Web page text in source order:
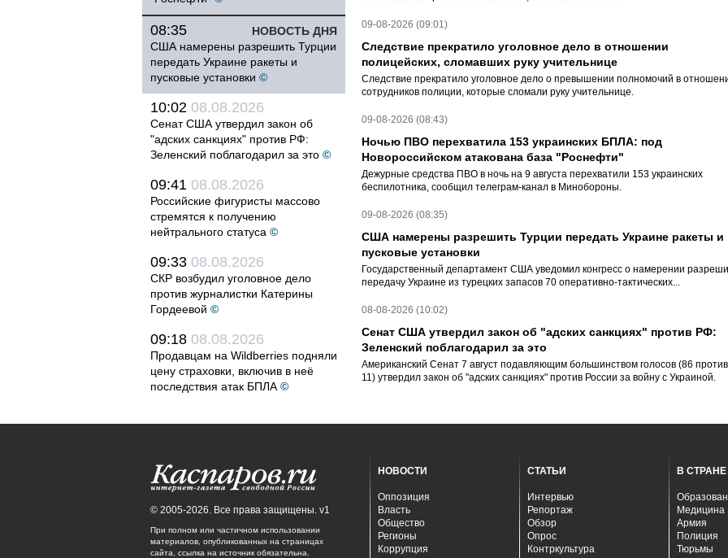
НОВОСТЬ ДНЯ
08:35
США намерены разрешить Турции
передать Украине ракеты и
пусковые установки ©
10:02 08.08.2026
Сенат США утвердил закон об
"адских санкциях" против РФ:
Зеленский поблагодарил за это ©
09:41 08.08.2026
Российские фигуристы массово
стремятся к получению
нейтрального статуса ©
09:33 08.08.2026
СКР возбудил уголовное дело
против журналистки Катерины
Гордеевой ©
09:18 08.08.2026
Продавцам на Wildberries подняли
цену страховки, включив в неё
последствия атак БПЛА ©
09-08-2026 (09:01)
Следствие прекратило уголовное дело в отношении
полицейских, сломавших руку учительнице
Следствие прекратило уголовное дело о превышении полномочий в
сотрудников полиции, которые сломали руку учительнице.
09-08-2026 (08:43)
Ночью ПВО перехватила 153 украинских БПЛА: под
Новороссийском атакована база "Роснефти"
Дежурные средства ПВО в ночь на 9 августа перехватили 153 украинских
беспилотника, сообщил телеграм-канал в Минобороны.
09-08-2026 (08:35)
США намерены разрешить Турции передать Украине ракеты и
пусковые установки
Государственный департамент США уведомил конгресс о намерении
передачу Украине из турецких запасов 70 оперативно-тактических...
08-08-2026 (10:02)
Сенат США утвердил закон об "адских санкциях" против РФ:
Зеленский поблагодарил за это
Американский Сенат 7 август подавляющим большинством голосов (86 против
11) утвердил закон об "адских санкциях" против России за войну с Украиной.
© 2005-2026. Все права защищены. v1
При полном или частичном использовании
материалов, опубликованных на страницах
сайта, ссылка на источник обязательна.
НОВОСТИ
Оппозиция
Власть
Общество
Регионы
Коррупция
СТАТЬИ
Интервью
Репортаж
Обзор
Опрос
Контркультура
В СТРАНЕ
Медицина
Армия
Полиция
Тюрьмы